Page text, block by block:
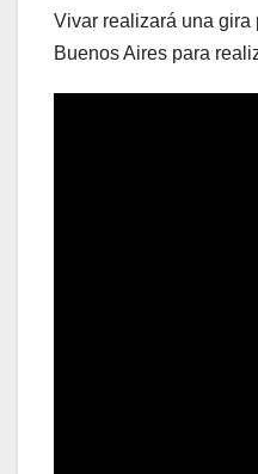
Vivar realizará una gira
Buenos Aires para